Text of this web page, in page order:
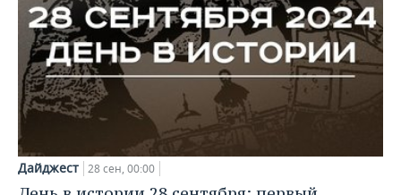
Дайджест 28 сен, 00:00